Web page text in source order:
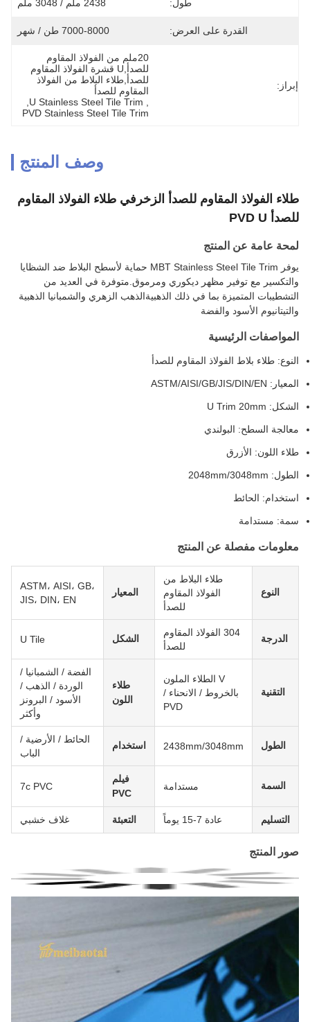
طول: 2438 ملم / 3048 ملم
القدرة على العرض: 7000-8000 طن / شهر
إبراز:
المقاوم للصدأ
U Stainless Steel Tile Trim
PVD Stainless Steel Tile Trim
وصف المنتج
طلاء الفولاذ المقاوم للصدأ الزخرفي طلاء الفولاذ المقاوم
للصدأ PVD U
لمحة عامة عن المنتج
يوفر MBT Stainless Steel Tile Trim حماية لأسطح البلاط ضد الشظايا
والتكسير مع توفير مظهر ديكوري ومرموق.متوفرة في العديد من
التشطيبات المتميزة بما في ذلك الذهبيةالذهب الزهري والشمبانيا الذهبية
والتيتانيوم الأسود والفضة
المواصفات الرئيسية
النوع: طلاء بلاط الفولاذ المقاوم للصدأ
المعيار: ASTM/AISI/GB/JIS/DIN/EN
الشكل: U Trim 20mm
معالجة السطح: البولندي
طلاء اللون: الأزرق
الطول: 2048mm/3048mm
استخدام: الحائط
سمة: مستدامة
معلومات مفصلة عن المنتج
النوع
طلاء البلاط من
الفولاذ المقاوم
للصدأ
المعيار
ASTM، AISI، GB،
JIS، DIN، EN
الدرجة
304 الفولاذ المقاوم
للصدأ
الشكل U Tile
التقنية
V الطلاء الملون
بالخروط / الانحناء /
PVD
طلاء
اللون
الفضة / الشمبانيا /
الوردة / الذهب /
الأسود / البرونز
وأكثر
الطول 2438mm/3048mm استخدام
الحائط / الأرضية /
الباب
السمة مستدامة
فيلم
PVC
7c PVC
التسليم عادة 7-15 يوماً التعبئة غلاف خشبي
صور المنتج